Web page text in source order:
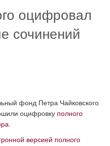
оцифровал
сочинений
фонд Петра Чайковского
оцифровку полного
версией полного